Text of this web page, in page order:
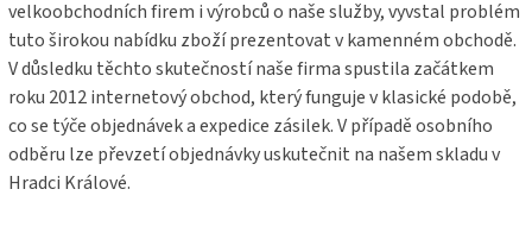
velkoobchodních firem i výrobců o naše služby, vyvstal problém
tuto širokou nabídku zboží prezentovat v kamenném obchodě.
V důsledku těchto skutečností naše firma spustila začátkem
roku 2012 internetový obchod, který funguje v klasické podobě,
co se týče objednávek a expedice zásilek. V případě osobního
odběru lze převzetí objednávky uskutečnit na našem skladu v
Hradci Králové.